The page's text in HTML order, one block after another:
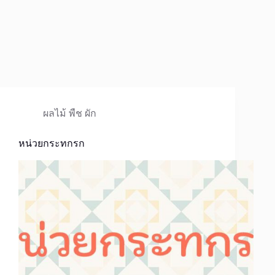
ผลไม้ พืช ผัก
หน่วยกระทกรก